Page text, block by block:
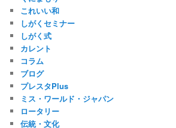
これいい和
しがくセミナー
しがく式
カレント
コラム
ブログ
プレスタPlus
ミス・ワールド・ジャパン
ロータリー
伝統・文化